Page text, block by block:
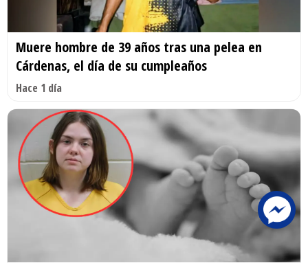
Muere hombre de 39 años tras una pelea en
Cárdenas, el día de su cumpleaños
Hace 1 día